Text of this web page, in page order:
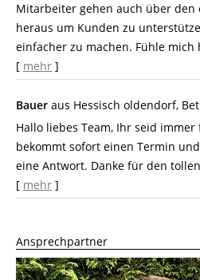
Mitarbeiter gehen auch über den
heraus um Kunden zu
einfacher zu machen. Fühle
[ mehr ]
Bauer aus Hessisch oldendorf,
Hallo liebes Team, Ihr seid
bekommt sofort einen Termin
eine Antwort. Danke für den
[ mehr ]
Ansprechpartner